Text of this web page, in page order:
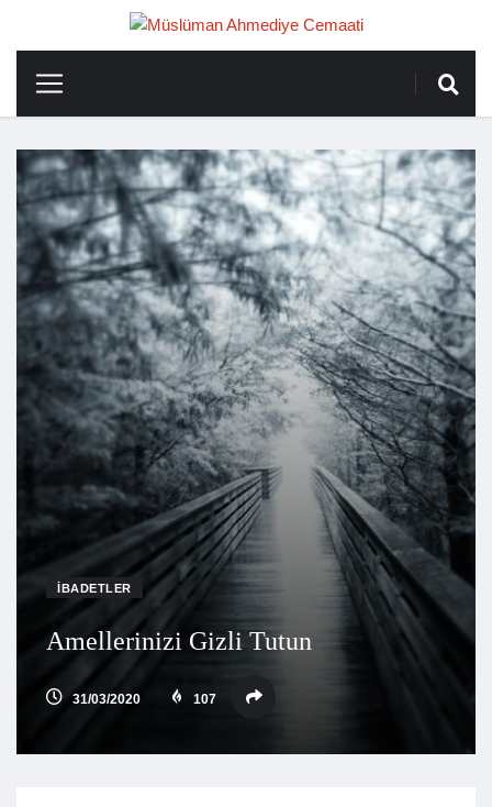
İBADETLER
Amellerinizi Gizli Tutun
31/03/2020 107